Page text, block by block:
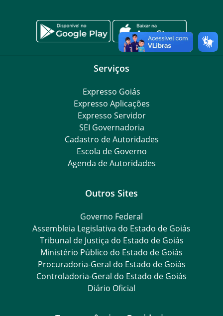
Serviços
Expresso Goiás
Expresso Aplicações
Expresso Servidor
SEI Governadoria
Cadastro de Autoridades
Escola de Governo
Agenda de Autoridades
Outros Sites
Governo Federal
Assembleia Legislativa do Estado de Goiás
Tribunal de Justiça do Estado de Goiás
Ministério Público do Estado de Goiás
Procuradoria-Geral do Estado de Goiás
Controladoria-Geral do Estado de Goiás
Diário Oficial